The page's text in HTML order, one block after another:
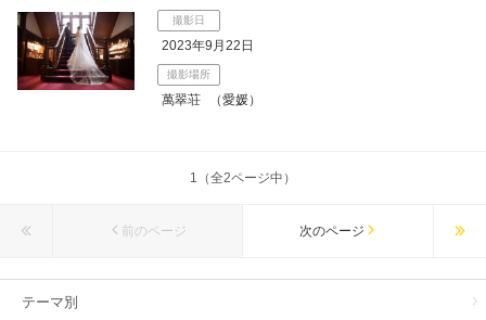
撮影日
2023年9月22日
撮影場所
萬翠荘 （愛媛）
1（全2ページ中）
前のページ 次のページ
テーマ別